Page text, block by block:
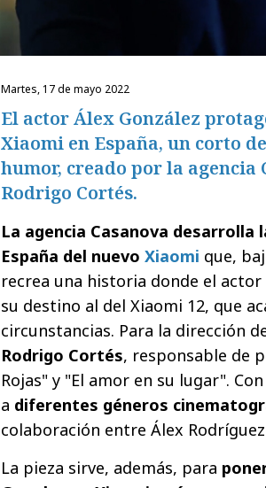
martes, 17 de mayo 2022
El actor Álex González
Xiaomi en España, un corto
humor, creado por la
Rodrigo Cortés.
La agencia Casanova desarrolla
España del nuevo Xiaomi que,
recrea una historia donde el
su destino al del Xiaomi 12, que
circunstancias. Para la dirección
Rodrigo Cortés, responsable de
Rojas" y "El amor en su lugar".
a diferentes géneros
colaboración entre Álex
La pieza sirve, además, para